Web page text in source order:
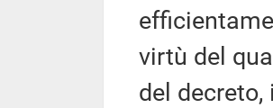
virtù del
del